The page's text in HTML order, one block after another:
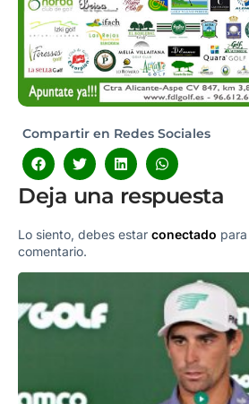
Compartir en Redes Sociales
Deja una respuesta
Lo siento, debes estar conectado
comentario.